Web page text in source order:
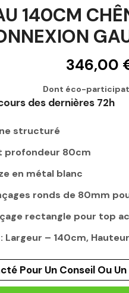
140CM
346,00
Dont éco-
des dernières 72h
structuré
profondeur 80cm
en métal blanc
ronds de 80mm
rectangle pour top
Largeur – 140cm,
Pour Un Conseil Ou